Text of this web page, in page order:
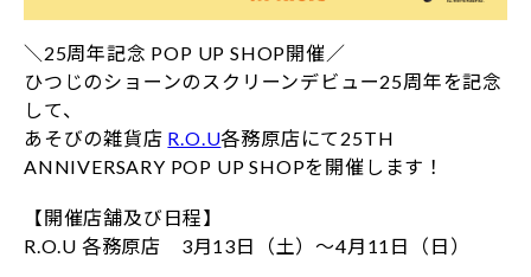
＼25周年記念 POP UP SHOP開催／
ひつじのショーンのスクリーンデビュー25周年を記念
して、
あそびの雑貨店 R.O.U各務原店にて25TH
ANNIVERSARY POP UP SHOPを開催します！
【開催店舗及び日程】
R.O.U 各務原店 3月13日（土）～4月11日（日）